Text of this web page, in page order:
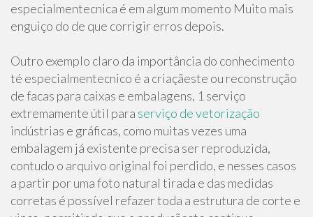
especialmentecnica é em algum momento Muito mais
enguiço do de que corrigir erros depois.
Outro exemplo claro da importância do conhecimento
té especialmentecnico é a criaçãeste ou reconstrução
de facas para caixas e embalagens, 1 serviço
extremamente útil para serviço de vetorização
indústrias e gráficas, como muitas vezes uma
embalagem já existente precisa ser reproduzida,
contudo o arquivo original foi perdido, e nesses casos
a partir por uma foto natural tirada e das medidas
corretas é possível refazer toda a estrutura de corte e